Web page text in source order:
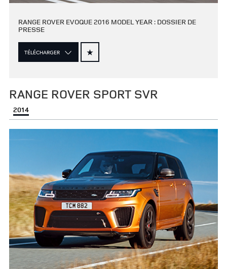
RANGE ROVER EVOQUE 2016 MODEL YEAR : DOSSIER DE
PRESSE
TÉLÉCHARGER
RANGE ROVER SPORT SVR
2014